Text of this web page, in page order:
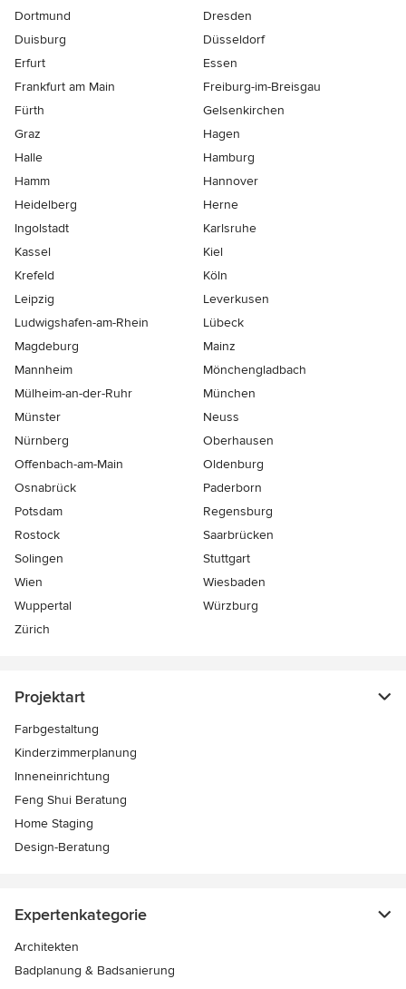
Dortmund
Dresden
Duisburg
Düsseldorf
Erfurt
Essen
Frankfurt am Main
Freiburg-im-Breisgau
Fürth
Gelsenkirchen
Graz
Hagen
Halle
Hamburg
Hamm
Hannover
Heidelberg
Herne
Ingolstadt
Karlsruhe
Kassel
Kiel
Krefeld
Köln
Leipzig
Leverkusen
Ludwigshafen-am-Rhein
Lübeck
Magdeburg
Mainz
Mannheim
Mönchen­gladbach
Mülheim-an-der-Ruhr
München
Münster
Neuss
Nürnberg
Oberhausen
Offenbach-am-Main
Oldenburg
Osnabrück
Paderborn
Potsdam
Regensburg
Rostock
Saarbrücken
Solingen
Stuttgart
Wien
Wiesbaden
Wuppertal
Würzburg
Zürich
Projektart
Farbgestaltung
Kinderzimmerplanung
Inneneinrichtung
Feng Shui Beratung
Home Staging
Design-Beratung
Expertenkategorie
Architekten
Badplanung & Badsanierung